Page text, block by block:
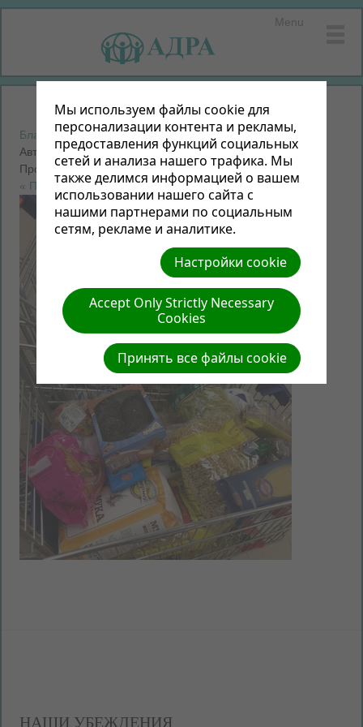
Menu
Благотворительная акция "От сердца к сердцу - 2015"
Автор: Неизвестный | Размер (МБ): 0.42 |Скачать|
Просмотров: 0
« Предыдущий Следующий »
НАШИ УБЕЖДЕНИЯ
Мы используем файлы cookie для
персонализации контента и рекламы,
предоставления функций социальных
сетей и анализа нашего трафика. Мы
также делимся информацией о вашем
использовании нашего сайта с
нашими партнерами по социальным
сетям, рекламе и аналитике.
Настройки cookie
Accept Only Strictly Necessary
Cookies
Принять все файлы cookie